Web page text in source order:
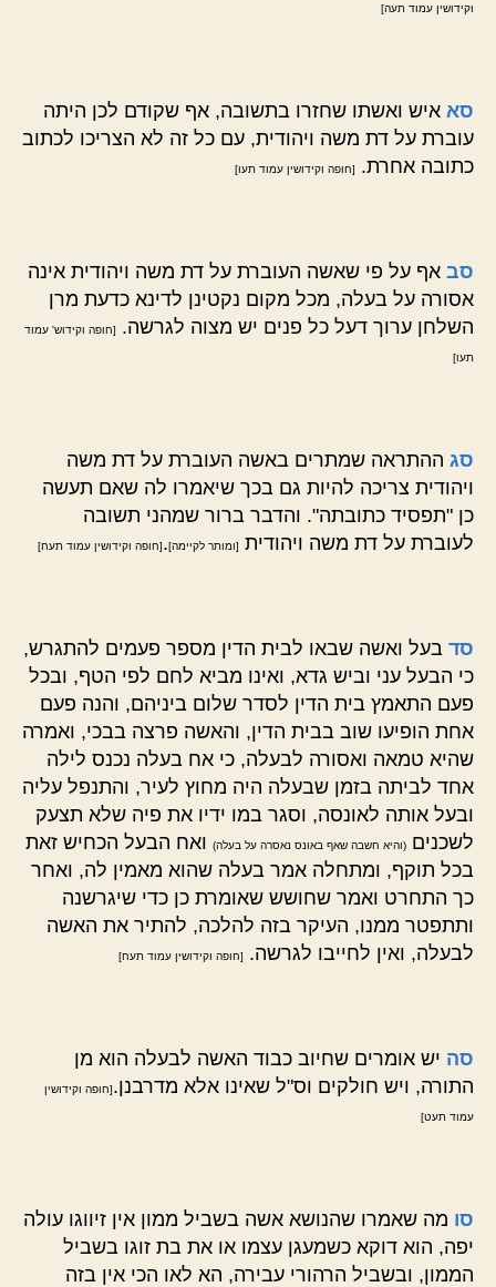
וקידושין עמוד תעה]
סא איש ואשתו שחזרו בתשובה, אף שקודם לכן היתה
עוברת על דת משה ויהודית, עם כל זה לא הצריכו לכתוב
כתובה אחרת.
[חופה וקידושין עמוד תעו]
סב אף על פי שאשה העוברת על דת משה ויהודית אינה
אסורה על בעלה, מכל מקום נקטינן לדינא כדעת מרן
השלחן ערוך דעל כל פנים יש מצוה לגרשה.
[חופה וקידוש' עמוד
תעו]
סג ההתראה שמתרים באשה העוברת על דת משה
ויהודית צריכה להיות גם בכך שיאמרו לה שאם תעשה
כן "תפסיד כתובתה". והדבר ברור שמהני תשובה
לעוברת על דת משה ויהודית [ומותר לקיימה].[חופה וקידושין עמוד תעח]
סד בעל ואשה שבאו לבית הדין מספר פעמים להתגרש,
כי הבעל עני וביש גדא, ואינו מביא לחם לפי הטף, ובכל
פעם התאמץ בית הדין לסדר שלום ביניהם, והנה פעם
אחת הופיעו שוב בבית הדין, והאשה פרצה בבכי, ואמרה
שהיא טמאה ואסורה לבעלה, כי אח בעלה נכנס לילה
אחד לביתה בזמן שבעלה היה מחוץ לעיר, והתנפל עליה
ובעל אותה לאונסה, וסגר במו ידיו את פיה שלא תצעק
לשכנים (והיא חשבה שאף באונס נאסרה על בעלה) ואח הבעל הכחיש זאת
בכל תוקף, ומתחלה אמר בעלה שהוא מאמין לה, ואחר
כך התחרט ואמר שחושש שאומרת כן כדי שיגרשנה
ותתפטר ממנו, העיקר בזה להלכה, להתיר את האשה
לבעלה, ואין לחייבו לגרשה.
[חופה וקידושין עמוד תעח]
סה יש אומרים שחיוב כבוד האשה לבעלה הוא מן
התורה, ויש חולקים וס"ל שאינו אלא מדרבנן.[חופה וקידושין
עמוד תעט]
סו מה שאמרו שהנושא אשה בשביל ממון אין זיווגו עולה
יפה, הוא דוקא כשמעגן עצמו או את בת זוגו בשביל
הממון, ובשביל הרהורי עבירה, הא לאו הכי אין בזה